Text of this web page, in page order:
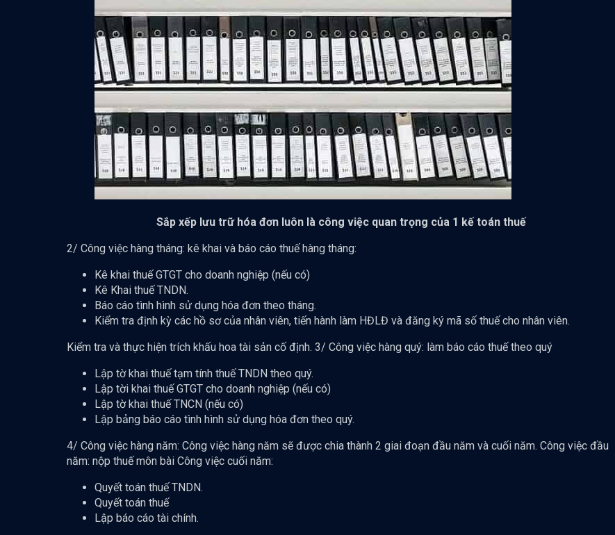
Sắp xếp lưu trữ hóa đơn luôn là công việc quan trọng của 1 kế toán thuế
2/ Công việc hàng tháng: kê khai và báo cáo thuế hàng tháng:
Kê khai thuế GTGT cho doanh nghiệp (nếu có)
Kê Khai thuế TNDN.
Báo cáo tình hình sử dụng hóa đơn theo tháng.
Kiểm tra định kỳ các hồ sơ của nhân viên, tiến hành làm HĐLĐ và đăng ký mã số thuế cho nhân viên.
Kiểm tra và thực hiện trích khấu hoa tài sản cố định. 3/ Công việc hàng quý: làm báo cáo thuế theo quý
Lập tờ khai thuế tạm tính thuế TNDN theo quý.
Lập tời khai thuế GTGT cho doanh nghiệp (nếu có)
Lập tờ khai thuế TNCN (nếu có)
Lập bảng báo cáo tình hình sử dụng hóa đơn theo quý.
4/ Công việc hàng năm: Công việc hàng năm sẽ được chia thành 2 giai đoạn đầu năm và cuối năm. Công việc đầu
năm: nộp thuế môn bài Công việc cuối năm:
Quyết toán thuế TNDN.
Quyết toán thuế
Lập báo cáo tài chính.